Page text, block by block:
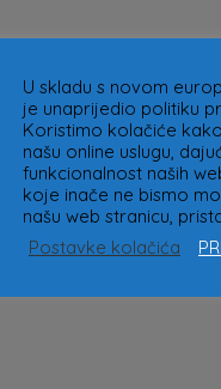
U skladu s novom
je unaprijedio politiku
Koristimo kolačiće
našu online uslugu,
funkcionalnost naših
koje inače ne bismo
našu web stranicu,
Postavke kolačića